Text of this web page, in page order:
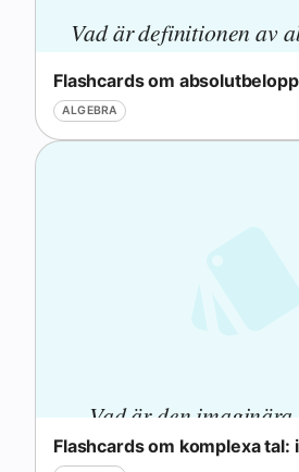
|x|
∣ x∣
ALGEBRA
Vad är den imaginära